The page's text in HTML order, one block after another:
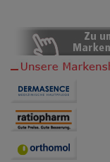
übertragen